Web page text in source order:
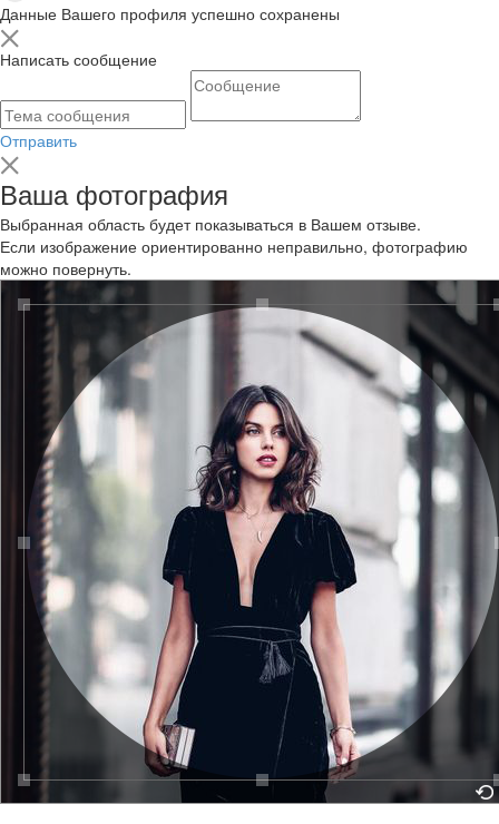
Данные Вашего профиля успешно сохранены
Написать сообщение
Отправить
Ваша фотография
Выбранная область будет показываться в Вашем отзыве.
Если изображение ориентированно неправильно, фотографию
можно повернуть.